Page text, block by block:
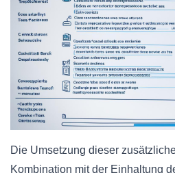
Die Umsetzung dieser
Kombination mit der Einhaltung